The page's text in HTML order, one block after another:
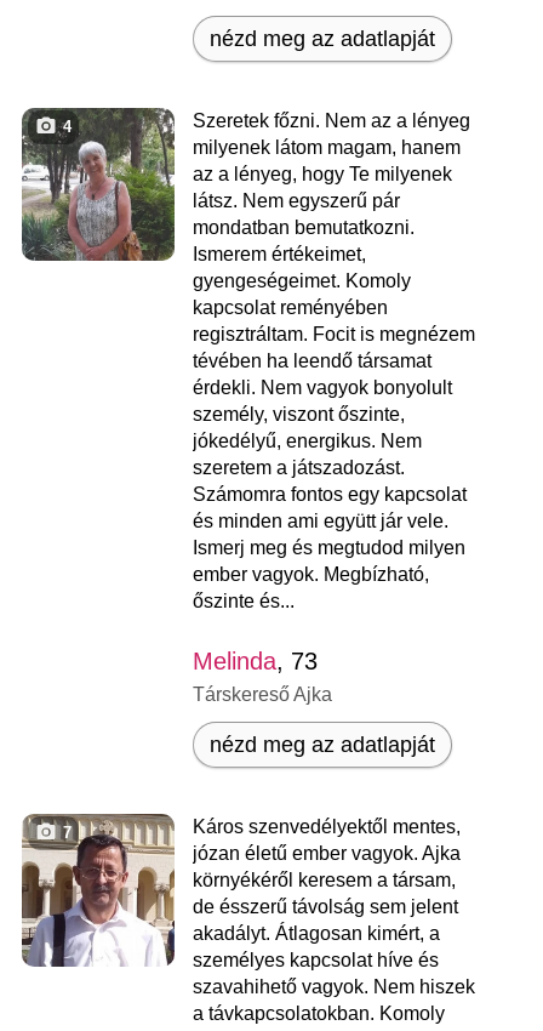
nézd meg az adatlapját
4
Szeretek főzni. Nem az a lényeg
milyenek látom magam, hanem
az a lényeg, hogy Te milyenek
látsz. Nem egyszerű pár
mondatban bemutatkozni.
Ismerem értékeimet,
gyengeségeimet. Komoly
kapcsolat reményében
regisztráltam. Focit is megnézem
tévében ha leendő társamat
érdekli. Nem vagyok bonyolult
személy, viszont őszinte,
jókedélyű, energikus. Nem
szeretem a játszadozást.
Számomra fontos egy kapcsolat
és minden ami együtt jár vele.
Ismerj meg és megtudod milyen
ember vagyok. Megbízható,
őszinte és...
Melinda, 73
Társkereső Ajka
nézd meg az adatlapját
7
Káros szenvedélyektől mentes,
józan életű ember vagyok. Ajka
környékéről keresem a társam,
de ésszerű távolság sem jelent
akadályt. Átlagosan kimért, a
személyes kapcsolat híve és
szavahihető vagyok. Nem hiszek
a távkapcsolatokban. Komoly